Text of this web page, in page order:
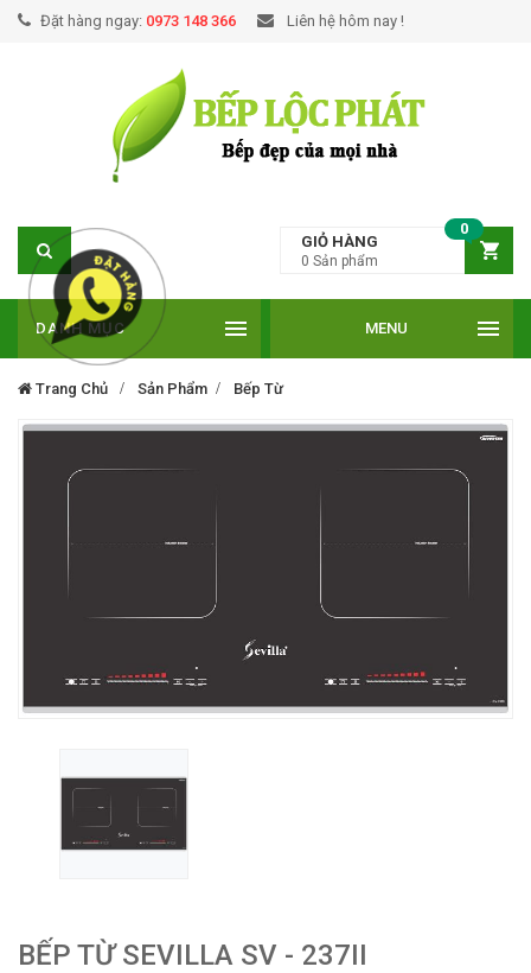
Đặt hàng ngay: 0973 148 366 Liên hệ hôm nay !
GIỎ HÀNG
0
0 Sản phẩm
DANH MỤC MENU
Trang Chủ Sản Phẩm Bếp Từ
BẾP TỪ SEVILLA SV - 237II